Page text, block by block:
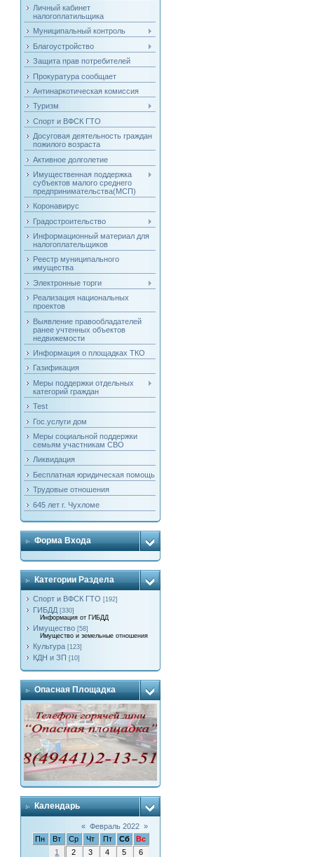
Личный кабинет
налогоплатильщика
Муниципальный контроль
Благоустройство
Защита прав потребителей
Прокуратура сообщает
Антинаркотическая комиссия
Туризм
Спорт и ВФСК ГТО
Досуговая деятельность граждан
пожилого возраста
Активное долголетие
Имущественная поддержка
субъектов малого среднего
предпринимательства(МСП)
Коронавирус
Градостроительство
Информационный материал для
налогоплательщиков
Реестр муниципального
имущества
Электронные торги
Реализация национальных
проектов
Выявление правообладателей
ранее учтенных объектов
недвижемости
Информация о площадках ТКО
Газификация
Меры поддержки отдельных
категорий граждан
Test
Гос.услуги дом
Меры социальной поддержки
семьям участникам СВО
Ликвидация
Бесплатная юридическая помощь
Трудовые отношения
645 лет г. Чухломе
Форма Входа
Категории Раздела
Спорт и ВФСК ГТО [192]
ГИБДД [330]
Информация от ГИБДД
Имущество [58]
Имущество и земельные отношения
Культура [123]
КДН и ЗП [10]
Опасная Площадка
Календарь
« Февраль 2022 »
Пн
Вт Ср Чт Пт Сб
Вс
1
2 3 4 5
6